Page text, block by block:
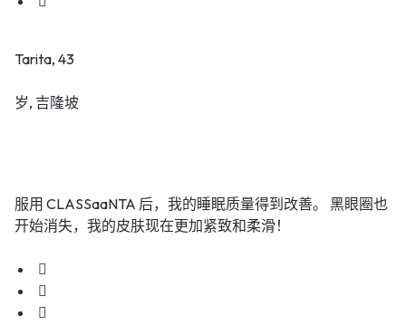
Tarita, 43
岁, 吉隆坡
服用 CLASSaaNTA 后，我的睡眠质量得到改善。 黑眼圈也
开始消失，我的皮肤现在更加紧致和柔滑！